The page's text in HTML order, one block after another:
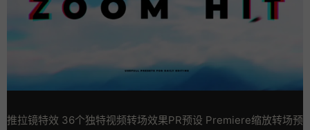
推拉镜特效 36个独特视频转场效果PR预设 Premiere缩放转场预